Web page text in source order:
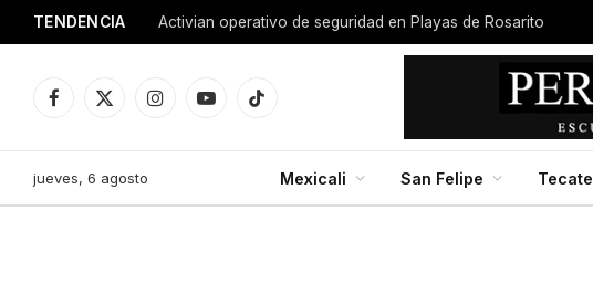
TENDENCIA Activian operativo de seguridad en Playas de Rosarito
Facebook
X
InstagramYouTubeTikTok
jueves, 6 agosto Mexicali San Felipe Tecate